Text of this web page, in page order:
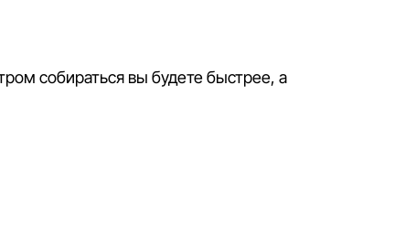
собираться вы будете быстрее, а